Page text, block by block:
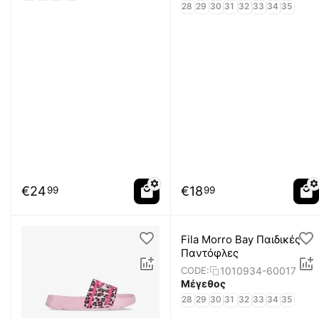
€2499
28 29 30 31 32 33 34 35
€1899
Fila Morro Bay Παιδικές
Παντόφλες
CODE:
1010934-60017
Μέγεθος
28 29 30 31 32 33 34 35